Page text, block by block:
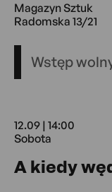
Magazyn Sztuk
Radomska 13/21
Wstęp
12.09 | 14:00
Sobota
A kiedy